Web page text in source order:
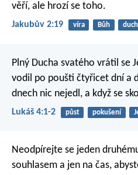
věří, ale hrozí se toho.
Jakubův 2:19 víra Bůh
Plný Ducha svatého vrátil se
vodil po poušti čtyřicet dní a
dnech nic nejedl, a když se
Lukáš 4:1-2 půst pokušení
Neodpírejte se jeden
souhlasem a jen na čas,